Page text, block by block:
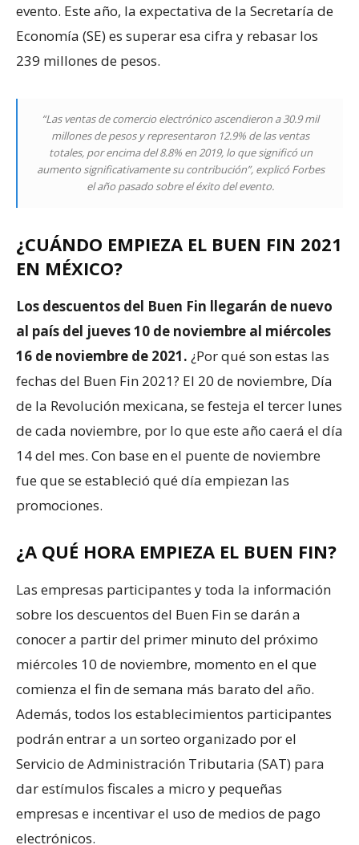
evento. Este año, la expectativa de la Secretaría de
Economía (SE) es superar esa cifra y rebasar los
239 millones de pesos.
“Las ventas de comercio electrónico ascendieron a 30.9 mil
millones de pesos y representaron 12.9% de las ventas
totales, por encima del 8.8% en 2019, lo que significó un
aumento significativamente su contribución”, explicó Forbes
el año pasado sobre el éxito del evento.
¿CUÁNDO EMPIEZA EL BUEN FIN 2021
EN MÉXICO?
Los descuentos del Buen Fin llegarán de nuevo
al país del jueves 10 de noviembre al miércoles
16 de noviembre de 2021. ¿Por qué son estas las
fechas del Buen Fin 2021? El 20 de noviembre, Día
de la Revolución mexicana, se festeja el tercer lunes
de cada noviembre, por lo que este año caerá el día
14 del mes. Con base en el puente de noviembre
fue que se estableció qué día empiezan las
promociones.
¿A QUÉ HORA EMPIEZA EL BUEN FIN?
Las empresas participantes y toda la información
sobre los descuentos del Buen Fin se darán a
conocer a partir del primer minuto del próximo
miércoles 10 de noviembre, momento en el que
comienza el fin de semana más barato del año.
Además, todos los establecimientos participantes
podrán entrar a un sorteo organizado por el
Servicio de Administración Tributaria (SAT) para
dar estímulos fiscales a micro y pequeñas
empresas e incentivar el uso de medios de pago
electrónicos.